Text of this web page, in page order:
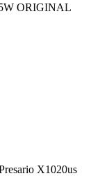
ORIGINAL
X1020us